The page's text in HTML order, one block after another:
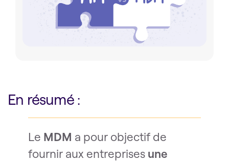
En résumé :
Le MDM a pour objectif de
fournir aux entreprises une